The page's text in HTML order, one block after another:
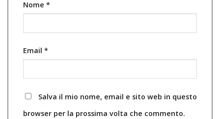
Nome *
Email *
Salva il mio nome, email e sito web in questo
browser per la prossima volta che commento.